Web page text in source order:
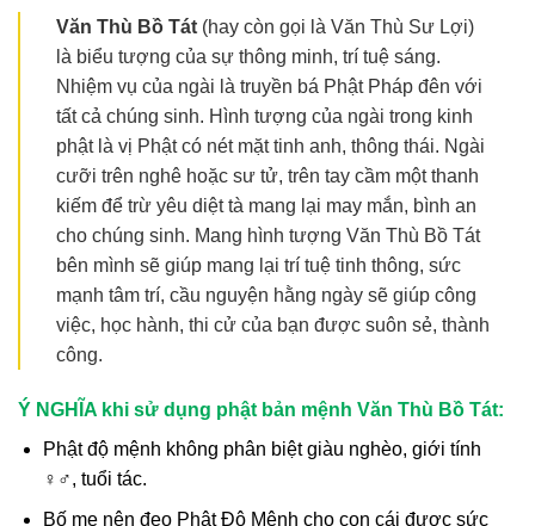
Văn Thù Bồ Tát (hay còn gọi là Văn Thù Sư Lợi)
là biểu tượng của sự thông minh, trí tuệ sáng.
Nhiệm vụ của ngài là truyền bá Phật Pháp đên với
tất cả chúng sinh. Hình tượng của ngài trong kinh
phật là vị Phật có nét mặt tinh anh, thông thái. Ngài
cưỡi trên nghê hoặc sư tử, trên tay cầm một thanh
kiếm để trừ yêu diệt tà mang lại may mắn, bình an
cho chúng sinh. Mang hình tượng Văn Thù Bồ Tát
bên mình sẽ giúp mang lại trí tuệ tinh thông, sức
mạnh tâm trí, cầu nguyện hằng ngày sẽ giúp công
việc, học hành, thi cử của bạn được suôn sẻ, thành
công.
Ý NGHĨA khi sử dụng phật bản mệnh Văn Thù Bồ Tát:
Phật độ mệnh không phân biệt giàu nghèo, giới tính
♀♂, tuổi tác.
Bố mẹ nên đeo Phật Độ Mệnh cho con cái được sức